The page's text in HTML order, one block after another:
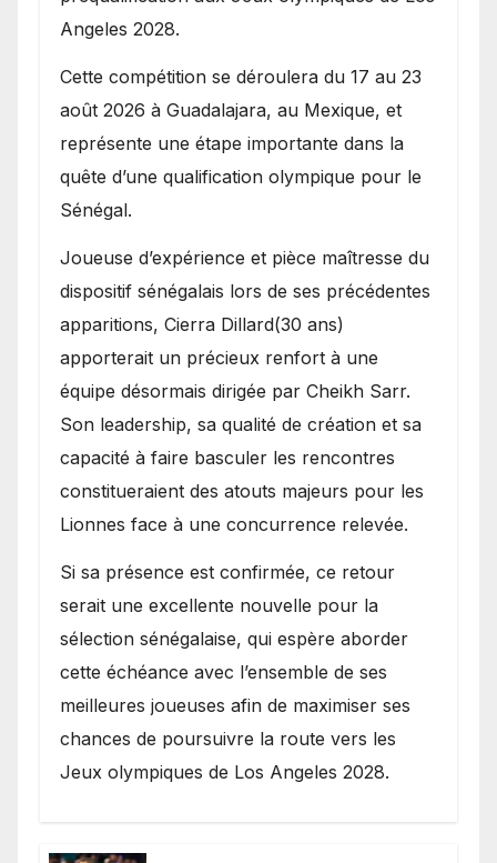
Angeles 2028.
Cette compétition se déroulera du 17 au 23
août 2026 à Guadalajara, au Mexique, et
représente une étape importante dans la
quête d’une qualification olympique pour le
Sénégal.
Joueuse d’expérience et pièce maîtresse du
dispositif sénégalais lors de ses précédentes
apparitions, Cierra Dillard(30 ans)
apporterait un précieux renfort à une
équipe désormais dirigée par Cheikh Sarr.
Son leadership, sa qualité de création et sa
capacité à faire basculer les rencontres
constitueraient des atouts majeurs pour les
Lionnes face à une concurrence relevée.
Si sa présence est confirmée, ce retour
serait une excellente nouvelle pour la
sélection sénégalaise, qui espère aborder
cette échéance avec l’ensemble de ses
meilleures joueuses afin de maximiser ses
chances de poursuivre la route vers les
Jeux olympiques de Los Angeles 2028.